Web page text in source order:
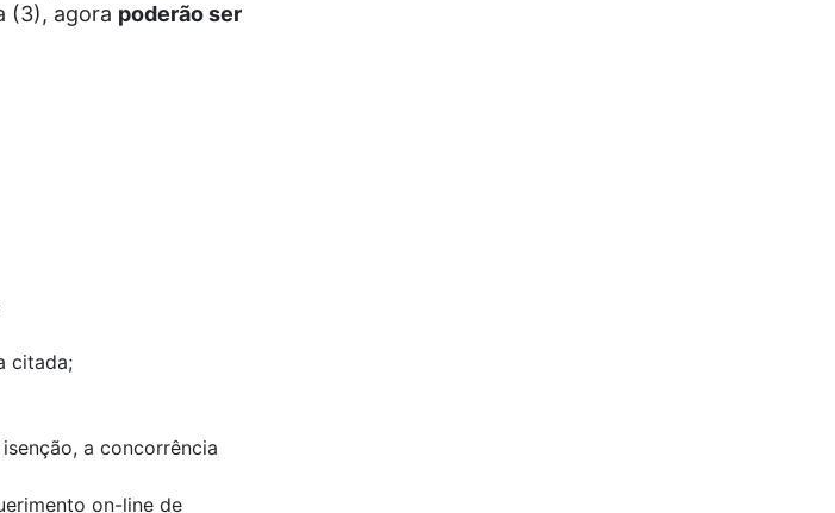
(3), agora poderão ser
citada;
a concorrência
on-line de